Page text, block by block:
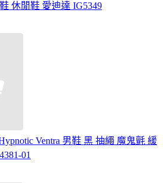
休閒鞋 愛迪達 IG5349
Ventra 男鞋 黑 抽繩 魔鬼氈 緩
01